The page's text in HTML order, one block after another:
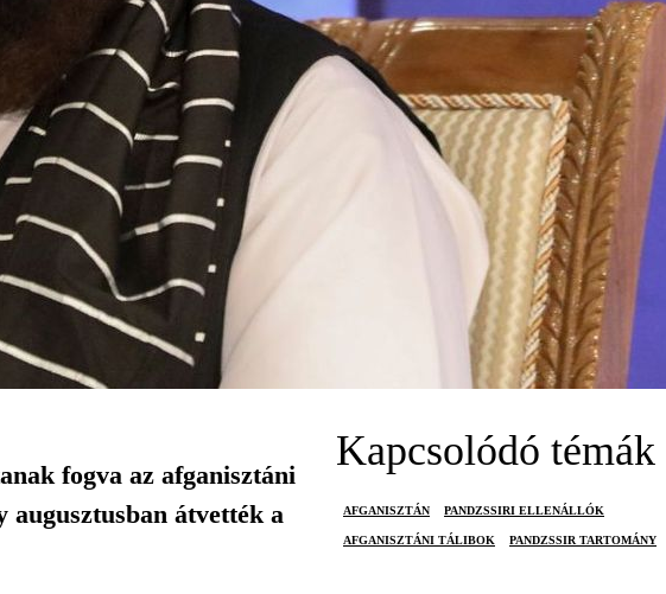
fogva az afganisztáni
átvették a
Kapcsolódó témák
AFGANISZTÁN PANDZSSIRI ELLENÁLLÓK
AFGANISZTÁNI TÁLIBOK PANDZSSIR TARTOMÁNY